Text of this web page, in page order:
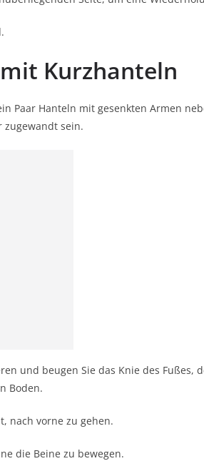
Kurzhanteln
Paar Hanteln mit gesenkten Armen
zugewandt sein.
und beugen Sie das Knie des Fußes,
Boden.
nach vorne zu gehen.
die Beine zu bewegen.